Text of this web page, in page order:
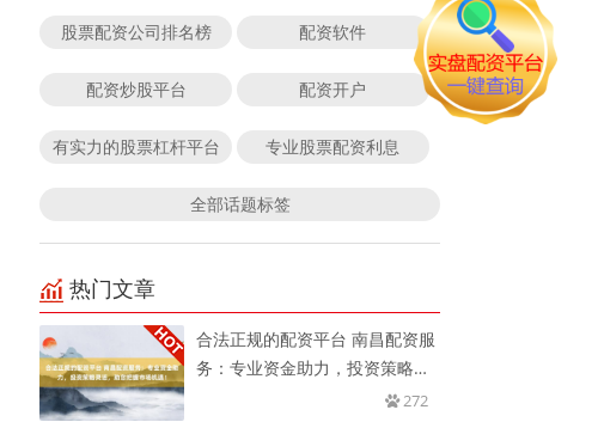
股票配资公司排名榜 配资软件
配资炒股平台 配资开户
有实力的股票杠杆平台 专业股票配资利息
全部话题标签
热门文章
合法正规的配资平台 南昌配资服
务：专业资金助力，投资策略灵
272